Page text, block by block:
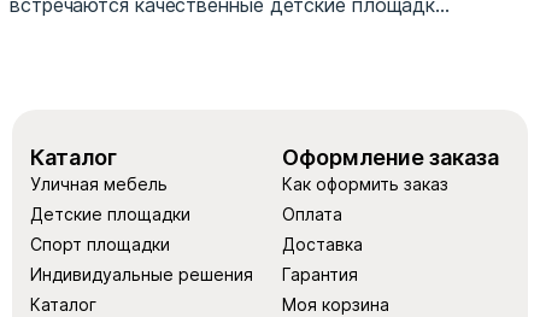
встречаются качественные детские площадк...
Каталог
Уличная мебель
Детские площадки
Спорт площадки
Индивидуальные решения
Каталог
Оформление заказа
Как оформить заказ
Оплата
Доставка
Гарантия
Моя корзина